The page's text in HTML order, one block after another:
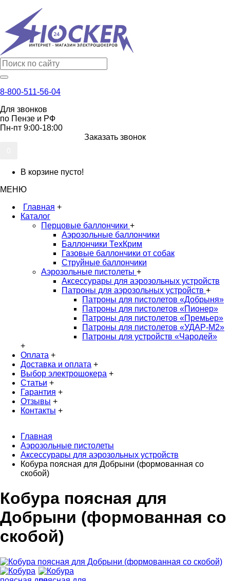
8-800-511-56-04
Для звонков
по Пензе и РФ
Пн-пт 9:00-18:00
Заказать звонок
В корзине пусто!
МЕНЮ
Главная +
Каталог
Перцовые баллончики +
Аэрозольные баллончики
Баллончики ТехКрим
Газовые баллончики от собак
Струйные баллончики
Аэрозольные пистолеты +
Аксессурары для аэрозольных устройств
Патроны для аэрозольных устройств +
Патроны для пистолетов «Добрыня»
Патроны для пистолетов «Пионер»
Патроны для пистолетов «Премьер»
Патроны для пистолетов «УДАР-M2»
Патроны для устройств «Чародей»
+
Оплата +
Доставка и оплата +
Выбор электрошокера +
Статьи +
Гарантия +
Отзывы +
Контакты +
Главная
Аэрозольные пистолеты
Аксессурары для аэрозольных устройств
Кобура поясная для Добрыни (формованная со
скобой)
Кобура поясная для
Добрыни (формованная со
скобой)